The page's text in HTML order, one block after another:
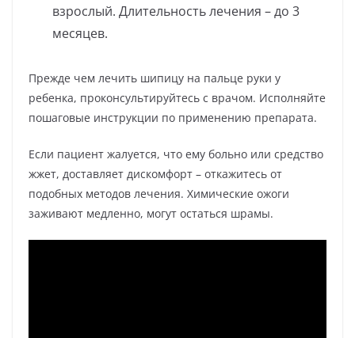
взрослый. Длительность лечения – до 3
месяцев.
Прежде чем лечить шипицу на пальце руки у
ребенка, проконсультируйтесь с врачом. Исполняйте
пошаговые инструкции по применению препарата.
Если пациент жалуется, что ему больно или средство
жжет, доставляет дискомфорт – откажитесь от
подобных методов лечения. Химические ожоги
заживают медленно, могут остаться шрамы.